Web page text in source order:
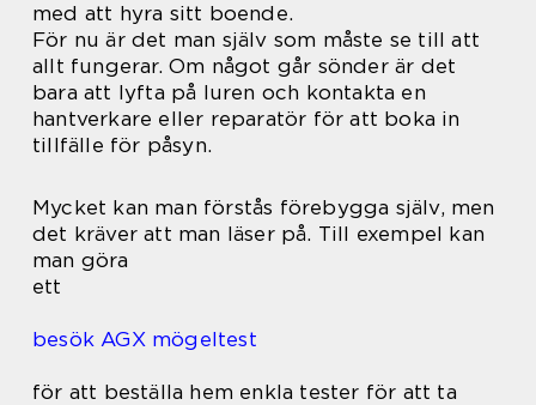
med att hyra sitt boende.
För nu är det man själv som måste se till att
allt fungerar. Om något går sönder är det
bara att lyfta på luren och kontakta en
hantverkare eller reparatör för att boka in
tillfälle för påsyn.
Mycket kan man förstås förebygga själv, men
det kräver att man läser på. Till exempel kan
man göra
ett
besök AGX mögeltest
för att beställa hem enkla tester för att ta